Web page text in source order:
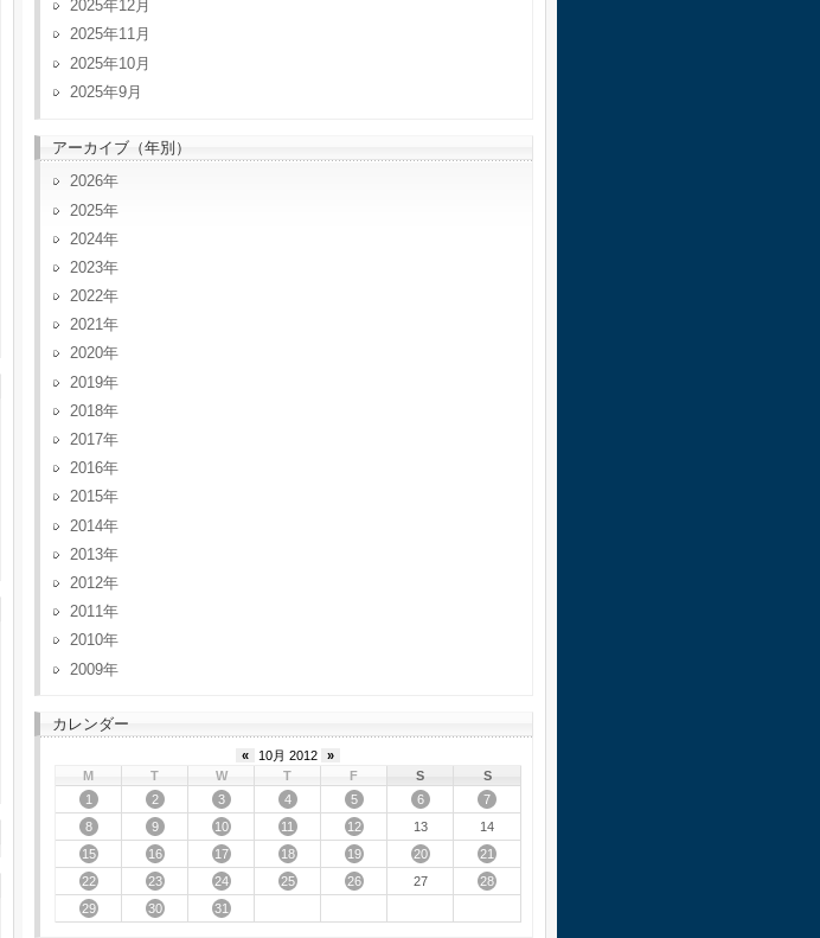
2025年12月
2025年11月
2025年10月
2025年9月
アーカイブ（年別）
2026
2025
2024
2023
2022
2021
2020
2019
2018
2017
2016
2015
2014
2013
2012
2011
2010
2009
カレンダー
« 10月 2012
»
M
T W T F S
S
1
2 3 4 5 6
7
8
9 10 11 12 13
14
15
16 17 18 19 20
21
22
23 24 25 26 27
28
29
30 31